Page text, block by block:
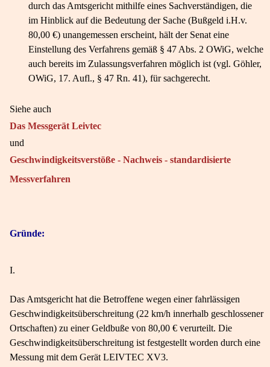
durch das Amtsgericht mithilfe eines Sachverständigen, die
im Hinblick auf die Bedeutung der Sache (Bußgeld i.H.v.
80,00 €) unangemessen erscheint, hält der Senat eine
Einstellung des Verfahrens gemäß § 47 Abs. 2 OWiG, welche
auch bereits im Zulassungsverfahren möglich ist (vgl. Göhler,
OWiG, 17. Aufl., § 47 Rn. 41), für sachgerecht.
Siehe auch
Das Messgerät Leivtec
und
Geschwindigkeitsverstöße - Nachweis - standardisierte
Messverfahren
Gründe:
I.
Das Amtsgericht hat die Betroffene wegen einer fahrlässigen
Geschwindigkeitsüberschreitung (22 km/h innerhalb geschlossener
Ortschaften) zu einer Geldbuße von 80,00 € verurteilt. Die
Geschwindigkeitsüberschreitung ist festgestellt worden durch eine
Messung mit dem Gerät LEIVTEC XV3.